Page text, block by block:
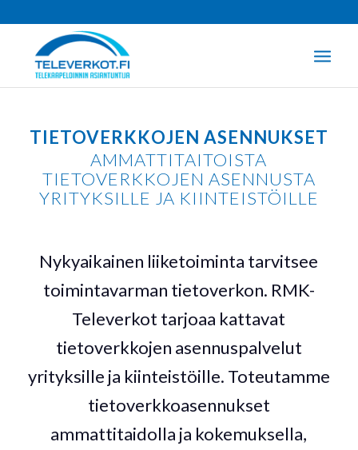
TIETOVERKKOJEN ASENNUKSET
AMMATTITAITOISTA
TIETOVERKKOJEN ASENNUSTA
YRITYKSILLE JA KIINTEISTÖILLE
Nykyaikainen liiketoiminta tarvitsee
toimintavarman tietoverkon. RMK-
Televerkot tarjoaa kattavat
tietoverkkojen asennuspalvelut
yrityksille ja kiinteistöille. Toteutamme
tietoverkkoasennukset
ammattitaidolla ja kokemuksella,